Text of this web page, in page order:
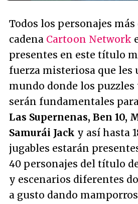
Todos los personajes
cadena Cartoon Network
presentes en este título
fuerza misteriosa que les
mundo donde los
serán fundamentales
Las Supernenas, Ben 10,
Samurái Jack y así hasta
jugables estarán
40 personajes del título
y escenarios diferentes
a gusto dando